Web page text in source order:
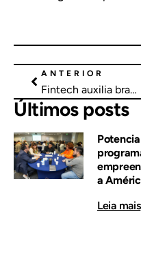
ANTERIOR
Fintech auxilia brasileiros na transição de devedor para consumidor
Últimos posts
a
Leia mais